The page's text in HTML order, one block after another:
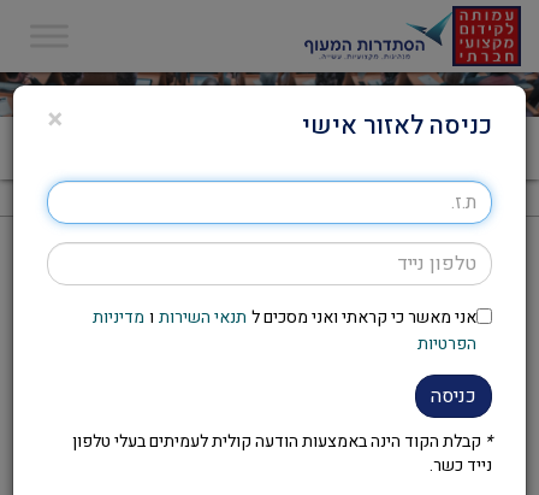
לעובדות ויצ"ו באהבה
מקוות לראותכן!
× כניסה לאזור אישי
אני מאשר כי קראתי ואני מסכים ל תנאי השירות ו מדיניות
הפרטיות
כניסה
* קבלת הקוד הינה באמצעות הודעה קולית לעמיתים בעלי טלפון
נייד כשר.